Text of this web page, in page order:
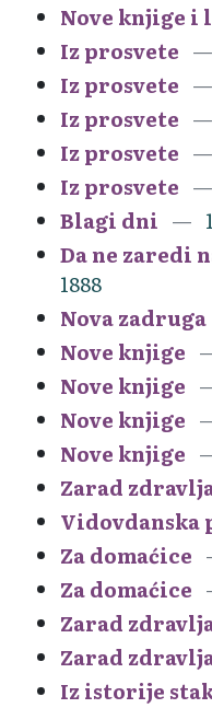
Nove knjige i
Iz prosvete
Iz prosvete
Iz prosvete
Iz prosvete
Iz prosvete
Blagi dni
Da ne zaredi
1888
Nova zadruga
Nove knjige
Nove knjige
Nove knjige
Nove knjige
Zarad
Vidovdanska
Za domaćice
Za domaćice
Zarad
Zarad
Iz istorije